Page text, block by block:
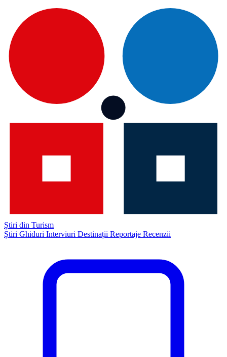
Știri din Turism
Știri Ghiduri Interviuri Destinații Reportaje Recenzii